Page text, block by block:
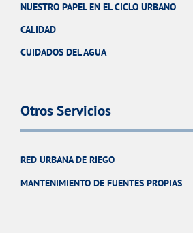
NUESTRO PAPEL EN EL CICLO URBANO
CALIDAD
CUIDADOS DEL AGUA
Otros Servicios
RED URBANA DE RIEGO
MANTENIMIENTO DE FUENTES PROPIAS